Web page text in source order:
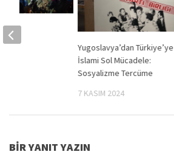
Yugoslavya’dan Türkiye’ye
İslami Sol Mücadele:
Sosyalizme Tercüme
7 KASIM 2024
BIR YANIT YAZIN